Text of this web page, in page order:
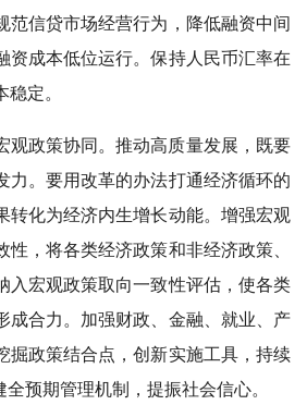
范信贷市场经营行为，降低融资中间
资成本低位运行。保持人民币汇率在
定。
观政策协同。推动高质量发展，既要
力。要用改革的办法打通经济循环的
转化为经济内生增长动能。增强宏观
性，将各类经济政策和非经济政策、
入宏观政策取向一致性评估，使各类
成合力。加强财政、金融、就业、产
掘政策结合点，创新实施工具，持续
全预期管理机制，提振社会信心。